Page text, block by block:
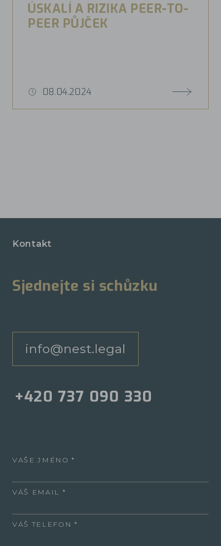
ÚSKALÍ A RIZIKA PEER-TO-
PEER PŮJČEK
08.04.2024
Kontakt
Sjednejte si schůzku
info@nest.legal
+420 737 090 330
VAŠE JMÉNO
VÁŠ EMAIL
VÁŠ TELEFON